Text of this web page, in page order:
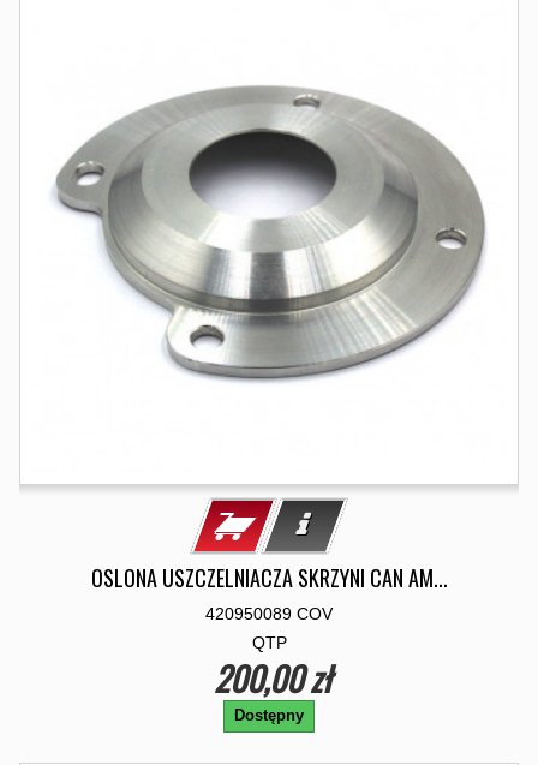
OSLONA USZCZELNIACZA SKRZYNI CAN AM...
420950089 COV
QTP
200,00 zł
Dostępny